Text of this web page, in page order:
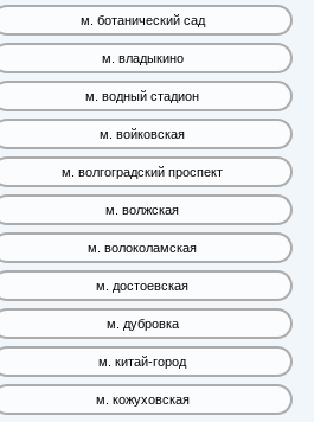
м. ботанический сад
м. владыкино
м. водный стадион
м. войковская
м. волгоградский проспект
м. волжская
м. волоколамская
м. достоевская
м. дубровка
м. китай-город
м. кожуховская